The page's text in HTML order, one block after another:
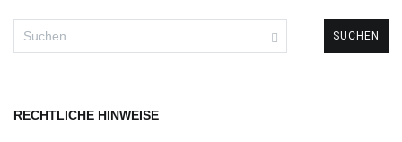
RECHTLICHE HINWEISE